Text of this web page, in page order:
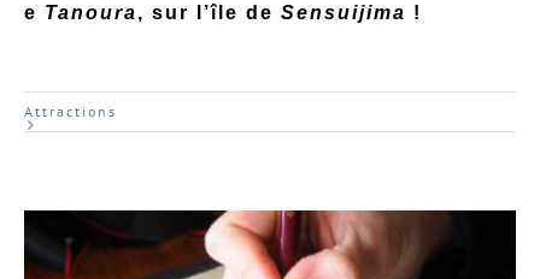
e Tanoura, sur l’île de Sensuijima !
Attractions